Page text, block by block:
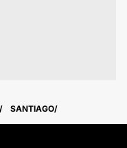
SANTIAGO